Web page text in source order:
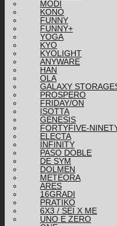
MODI
KONO
FUNNY
FUNNY+
YOGA
KYO
KYOLIGHT
ANYWARE
HAN
OLA
GALAXY
PROSPERO
FRIDAY/ON
ISOTTA
GENESIS
FORTYFIVE-
ELECTA
INFINITY
PASO DOBLE
DE SYM
DOLMEN
METEORA
ARES
16GRADI
PRATIKO
6X3 / SEI X ME
UNO E ZERO